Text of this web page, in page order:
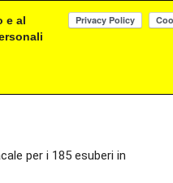
e al
per i 185 esuberi in